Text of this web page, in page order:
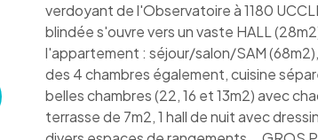
verdoyant de l'Observatoire à 1180
blindée s'ouvre vers un vaste HALL
l'appartement : séjour/salon/SAM
des 4 chambres également, cuisine
belles chambres (22, 16 et 13m2) avec
terrasse de 7m2, 1 hall de nuit avec